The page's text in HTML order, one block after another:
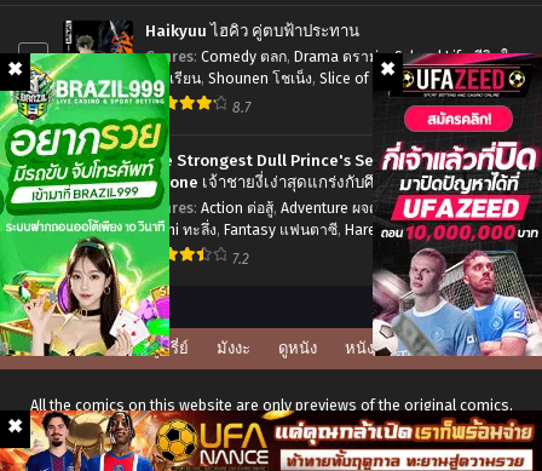
Chapter 62
มีนาคม 15, 2025
Chapter 61
Chapter 60
มีนาคม 15, 2025
Chapter 59
Chapter 58
มีนาคม 15, 2025
Chapter 57
มีนาคม 15, 2025
Chapter 56
มีนาคม 15, 2025
Chapter 55
มีนาคม 15, 2025
Chapter 54
มีนาคม 15, 2025 มีนาคม 15, 2025
มีนาคม 15, 2025 มีนาคม 15, 2025
Chapter 50 Chapter 49
4
Haikyuu ไฮคิว คู่ตบฟ้าประทาน
Genres: Comedy ตลก, Drama ดราม่า,School Life ชีวิตใน
โรงเรียน, Shounen โชเน็ง, Slice of Life รั้วโรงเรียน,
Sports กีฬา
8.7
5
The Strongest Dull Prince's Secret Battle for the
Throne เจ้าชายงี่เง่าสุดแกร่งกับศึกชิงราชสมบัติ
Genres: Action ต่อสู้, Adventure ผจญภัย ,Drama ดราม่า,
Ecchi ทะลึ่ง, Fantasy แฟนตาซี, Harem ฮาเร็ม,Manga มังงะ
ญี่ปุ่น,Romance โรแมนติก
7.2
ดูซีรี่ย์ มังงะ ดูหนัง หนังโป๊
All the comics on this website are only previews of the original comics,
there may be many language errors, character names, and story lines.
For the original version, please buy the comic if it's available in your city.